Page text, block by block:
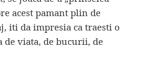
acest pamant plin de
iti da impresia ca traesti o
de viata, de bucurii, de